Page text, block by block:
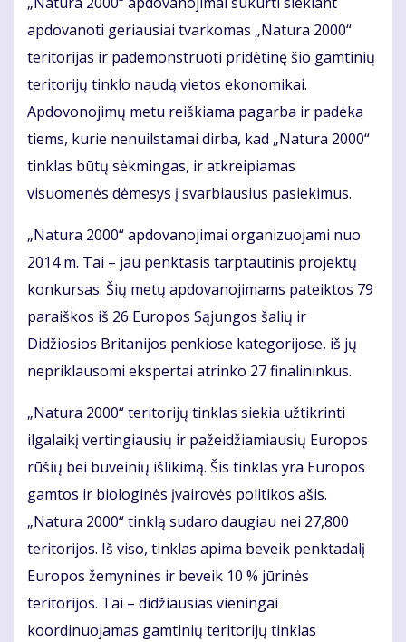
apdovanoti geriausiai tvarkomas „Natura 2000“
teritorijas ir pademonstruoti pridėtinę šio gamtinių
teritorijų tinklo naudą vietos ekonomikai.
Apdovonojimų metu reiškiama pagarba ir padėka
tiems, kurie nenuilstamai dirba, kad „Natura 2000“
tinklas būtų sėkmingas, ir atkreipiamas
visuomenės dėmesys į svarbiausius pasiekimus.
„Natura 2000“ apdovanojimai organizuojami nuo
2014 m. Tai – jau penktasis tarptautinis projektų
konkursas. Šių metų apdovanojimams pateiktos 79
paraiškos iš 26 Europos Sąjungos šalių ir
Didžiosios Britanijos penkiose kategorijose, iš jų
nepriklausomi ekspertai atrinko 27 finalininkus.
„Natura 2000“ teritorijų tinklas siekia užtikrinti
ilgalaikį vertingiausių ir pažeidžiamiausių Europos
rūšių bei buveinių išlikimą. Šis tinklas yra Europos
gamtos ir biologinės įvairovės politikos ašis.
„Natura 2000“ tinklą sudaro daugiau nei 27,800
teritorijos. Iš viso, tinklas apima beveik penktadalį
Europos žemyninės ir beveik 10 % jūrinės
teritorijos. Tai – didžiausias vieningai
koordinuojamas gamtinių teritorijų tinklas